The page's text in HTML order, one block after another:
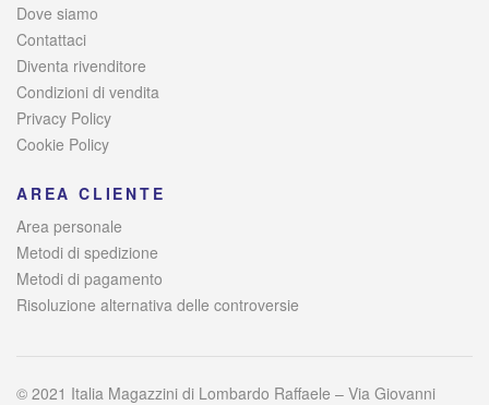
Dove siamo
Contattaci
Diventa rivenditore
Condizioni di vendita
Privacy Policy
Cookie Policy
AREA CLIENTE
Area personale
Metodi di spedizione
Metodi di pagamento
Risoluzione alternativa delle controversie
© 2021 Italia Magazzini di Lombardo Raffaele – Via Giovanni